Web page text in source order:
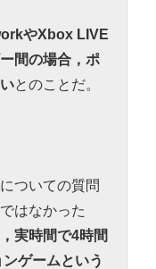
やXbox LIVE
間の場合，ポ
とのことだ。
ついての質問
はなかった
実時間で4時間
ゲームという